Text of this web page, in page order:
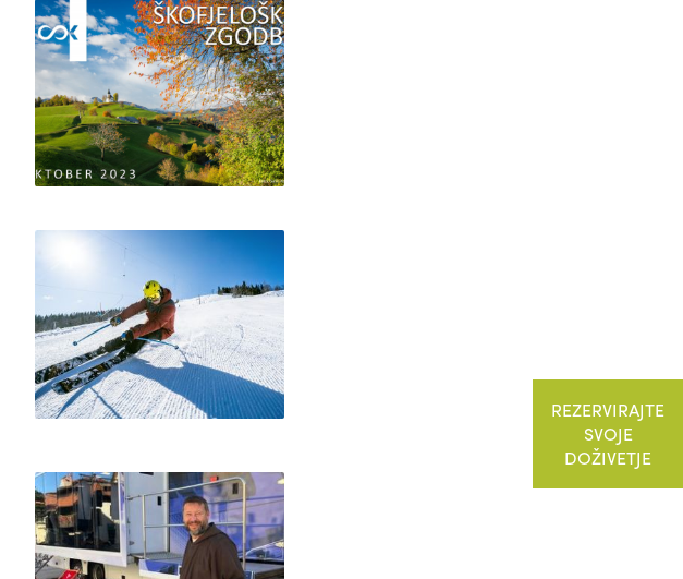
REZERVIRAJTE
SVOJE
DOŽIVETJE